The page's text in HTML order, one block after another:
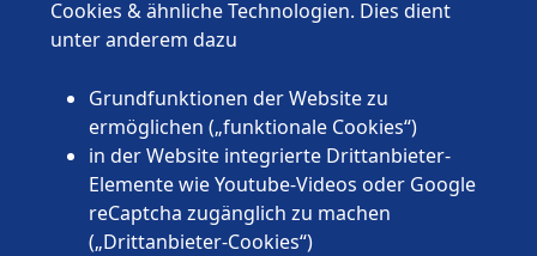
Mecklenburg-Vorpommern
Niedersachsen
Rheinland-Pfalz
Sachsen
Sachsen-Anhalt
Schleswig-Holstein
Thüringen
Cookies & ähnliche Technologien. Dies dient
unter anderem dazu
Grundfunktionen der Website zu
ermöglichen („funktionale Cookies“)
in der Website integrierte Drittanbieter-
Elemente wie Youtube-Videos oder Google
reCaptcha zugänglich zu machen
(„Drittanbieter-Cookies“)